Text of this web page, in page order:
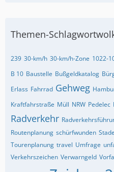
Themen-
239 30-km/h 30-km/h-Zone 1022-
B 10 Baustelle Bußgeldkatalog
Erlass Fahrrad Gehweg
Kraftfahrstraße Müll NRW Pedelec
Radverkehr
Routenplanung schürfwunden Stade
Tourenplanung travel Umfrage
Verkehrszeichen Verwarngeld